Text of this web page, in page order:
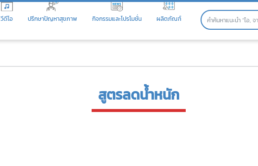
วีดีโอ ปรึกษาปัญหาสุขภาพ กิจกรรมและโปรโมชั่น ผลิตภัณฑ์
สูตรลดน้ำหนัก